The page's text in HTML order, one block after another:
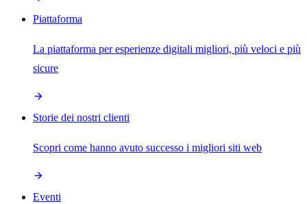
Piattaforma
La piattaforma per esperienze digitali migliori, più veloci e più
sicure
Storie dei nostri clienti
Scopri come hanno avuto successo i migliori siti web
Eventi